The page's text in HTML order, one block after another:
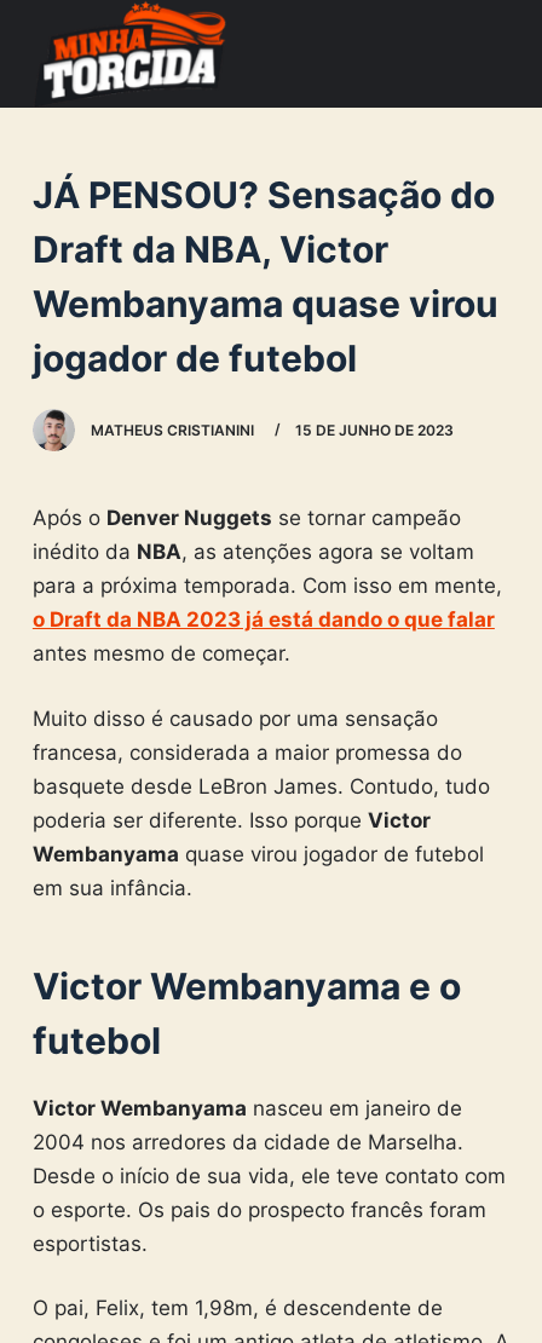
o
c
o
n
e
JÁ PENSOU? Sensação do
Draft da NBA, Victor
Wembanyama quase virou
jogador de futebol
MATHEUS CRISTIANINI 15 DE JUNHO DE 2023
Após o Denver Nuggets se tornar campeão
inédito da NBA, as atenções agora se voltam
para a próxima temporada. Com isso em mente,
o Draft da NBA 2023 já está dando o que falar
antes mesmo de começar.
Muito disso é causado por uma sensação
francesa, considerada a maior promessa do
basquete desde LeBron James. Contudo, tudo
poderia ser diferente. Isso porque Victor
Wembanyama quase virou jogador de futebol
em sua infância.
Victor Wembanyama e o
futebol
Victor Wembanyama nasceu em janeiro de
2004 nos arredores da cidade de Marselha.
Desde o início de sua vida, ele teve contato com
o esporte. Os pais do prospecto francês foram
esportistas.
O pai, Felix, tem 1,98m, é descendente de